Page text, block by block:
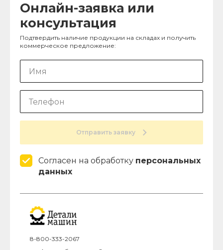
Онлайн-заявка или
консультация
Подтвердить наличие продукции на складах и получить
коммерческое предложение:
Отправить заявку
Согласен на обработку персональных
данных
8-800-333-2067